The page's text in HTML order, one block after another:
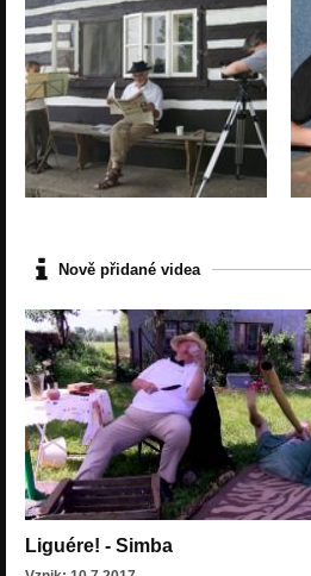
Nově přidané videa
Liguére! - Simba